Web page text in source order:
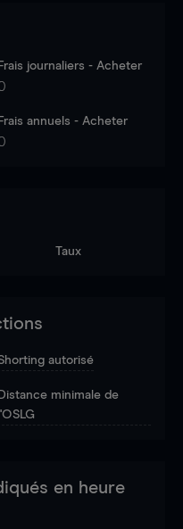
Frais journaliers - Acheter
Frais annuels - Acheter
Taux
autorisé
Distance minimale de
l'OSLG
en heure